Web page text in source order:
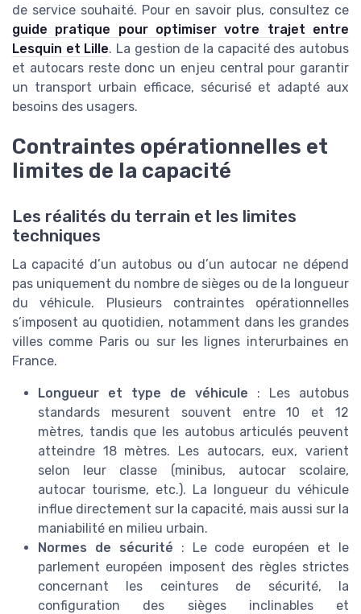
de service souhaité. Pour en savoir plus, consultez ce
guide pratique pour optimiser votre trajet entre
Lesquin et Lille. La gestion de la capacité des autobus
et autocars reste donc un enjeu central pour garantir
un transport urbain efficace, sécurisé et adapté aux
besoins des usagers.
Contraintes opérationnelles et
limites de la capacité
Les réalités du terrain et les limites
techniques
La capacité d’un autobus ou d’un autocar ne dépend
pas uniquement du nombre de sièges ou de la longueur
du véhicule. Plusieurs contraintes opérationnelles
s’imposent au quotidien, notamment dans les grandes
villes comme Paris ou sur les lignes interurbaines en
France.
Longueur et type de véhicule : Les autobus
standards mesurent souvent entre 10 et 12
mètres, tandis que les autobus articulés peuvent
atteindre 18 mètres. Les autocars, eux, varient
selon leur classe (minibus, autocar scolaire,
autocar tourisme, etc.). La longueur du véhicule
influe directement sur la capacité, mais aussi sur la
maniabilité en milieu urbain.
Normes de sécurité : Le code européen et le
parlement européen imposent des règles strictes
concernant les ceintures de sécurité, la
configuration des sièges inclinables et